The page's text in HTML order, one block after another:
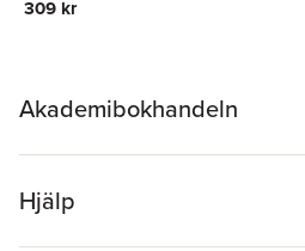
309 kr
Akademibokhandeln
Hjälp